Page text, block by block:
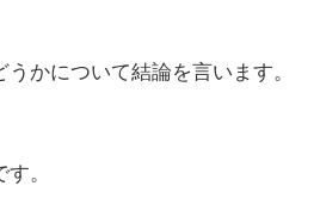
かについて結論を言います。
す。